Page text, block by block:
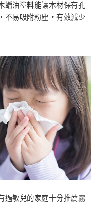
蠟油塗料能讓木材保有孔
不易吸附粉塵，有效減少
過敏兒的家庭十分推薦霧